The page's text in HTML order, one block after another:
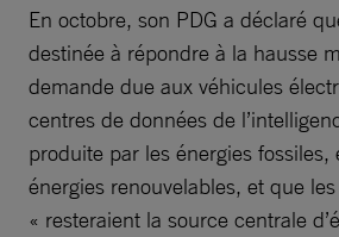
En octobre, son PDG a déclaré
destinée à répondre à la hausse
demande due aux véhicules
centres de données de
produite par les énergies fossiles,
énergies renouvelables, et que
« resteraient la source centrale